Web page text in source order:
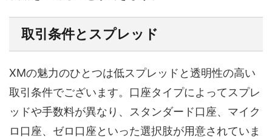
取引条件とスプレッド
XMの魅力のひとつは低スプレッドと透明性の高い
取引条件でございます。口座タイプによってスプレ
ッドや手数料が異なり、スタンダード口座、マイク
ロ口座、ゼロ口座といった選択肢が用意されていま